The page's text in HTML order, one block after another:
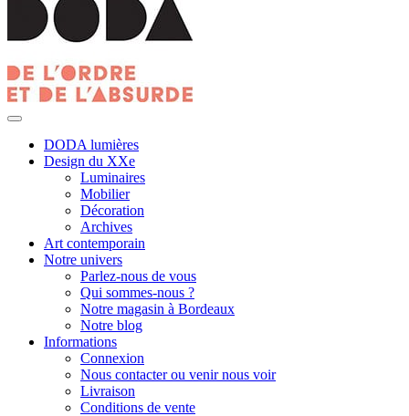
DODA lumières
Design du XXe
Luminaires
Mobilier
Décoration
Archives
Art contemporain
Notre univers
Parlez-nous de vous
Qui sommes-nous ?
Notre magasin à Bordeaux
Notre blog
Informations
Connexion
Nous contacter ou venir nous voir
Livraison
Conditions de vente